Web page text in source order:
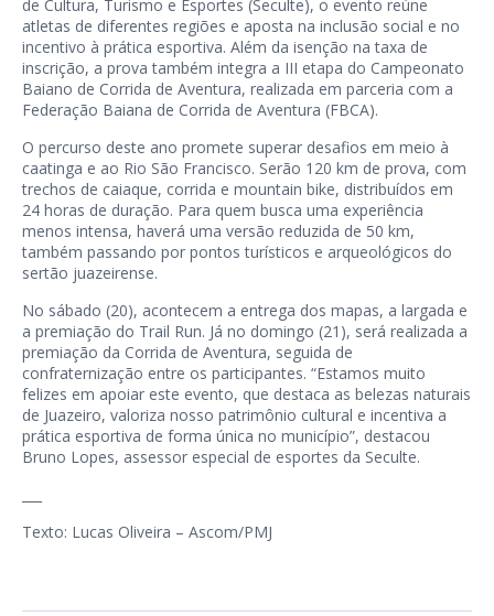
de Cultura, Turismo e Esportes (Seculte), o evento reúne
atletas de diferentes regiões e aposta na inclusão social e no
incentivo à prática esportiva. Além da isenção na taxa de
inscrição, a prova também integra a III etapa do Campeonato
Baiano de Corrida de Aventura, realizada em parceria com a
Federação Baiana de Corrida de Aventura (FBCA).
O percurso deste ano promete superar desafios em meio à
caatinga e ao Rio São Francisco. Serão 120 km de prova, com
trechos de caiaque, corrida e mountain bike, distribuídos em
24 horas de duração. Para quem busca uma experiência
menos intensa, haverá uma versão reduzida de 50 km,
também passando por pontos turísticos e arqueológicos do
sertão juazeirense.
No sábado (20), acontecem a entrega dos mapas, a largada e
a premiação do Trail Run. Já no domingo (21), será realizada a
premiação da Corrida de Aventura, seguida de
confraternização entre os participantes. “Estamos muito
felizes em apoiar este evento, que destaca as belezas naturais
de Juazeiro, valoriza nosso patrimônio cultural e incentiva a
prática esportiva de forma única no município”, destacou
Bruno Lopes, assessor especial de esportes da Seculte.
Texto: Lucas Oliveira – Ascom/PMJ